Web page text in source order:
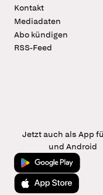
Kontakt
Mediadaten
Abo kündigen
RSS-Feed
Jetzt auch als App
und Android
Jetzt bei Google Play
Laden im App Store